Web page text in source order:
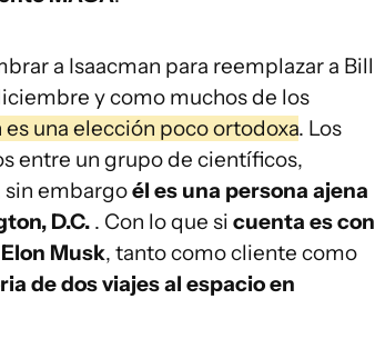
a Isaacman para reemplazar a Bill
y como muchos de los
es una elección poco ortodoxa. Los
entre un grupo de científicos,
sin embargoél es una persona ajena
D.C. . Con lo que si cuenta es con
Musk, tanto como cliente como
de dos viajes al espacio en